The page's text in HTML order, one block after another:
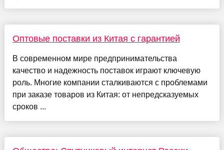
Оптовые поставки из Китая с гарантией
В современном мире предпринимательства
качество и надежность поставок играют ключевую
роль. Многие компании сталкиваются с проблемами
при заказе товаров из Китая: от непредсказуемых
сроков ...